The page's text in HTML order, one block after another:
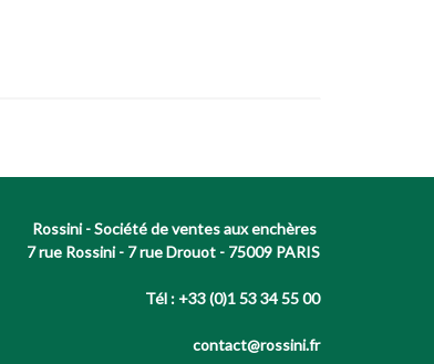
Rossini - Société de ventes aux enchères
7 rue Rossini - 7 rue Drouot - 75009 PARIS
Tél : +33 (0)1 53 34 55 00
contact@rossini.fr